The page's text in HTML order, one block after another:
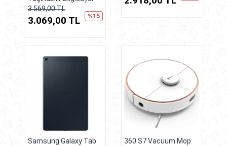
3.569,00 TL
%15
3.069,00 TL
Samsung Galaxy Tab
360 S7 Vacuum Mop